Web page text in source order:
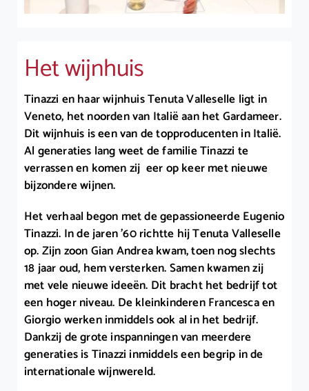
Het wijnhuis
Tinazzi en haar wijnhuis Tenuta Valleselle ligt in
Veneto, het noorden van Italië aan het Gardameer.
Dit wijnhuis is een van de topproducenten in Italië.
Al generaties lang weet de familie Tinazzi te
verrassen en komen zij eer op keer met nieuwe
bijzondere wijnen.
Het verhaal begon met de gepassioneerde Eugenio
Tinazzi. In de jaren ’60 richtte hij Tenuta Valleselle
op. Zijn zoon Gian Andrea kwam, toen nog slechts
18 jaar oud, hem versterken. Samen kwamen zij
met vele nieuwe ideeën. Dit bracht het bedrijf tot
een hoger niveau. De kleinkinderen Francesca en
Giorgio werken inmiddels ook al in het bedrijf.
Dankzij de grote inspanningen van meerdere
generaties is Tinazzi inmiddels een begrip in de
internationale wijnwereld.